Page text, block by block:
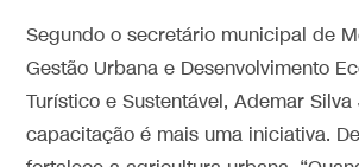
Segundo o secretário municipal de
Gestão Urbana e Desenvolvimento
Turístico e Sustentável, Ademar Silva
capacitação é mais uma iniciativa.